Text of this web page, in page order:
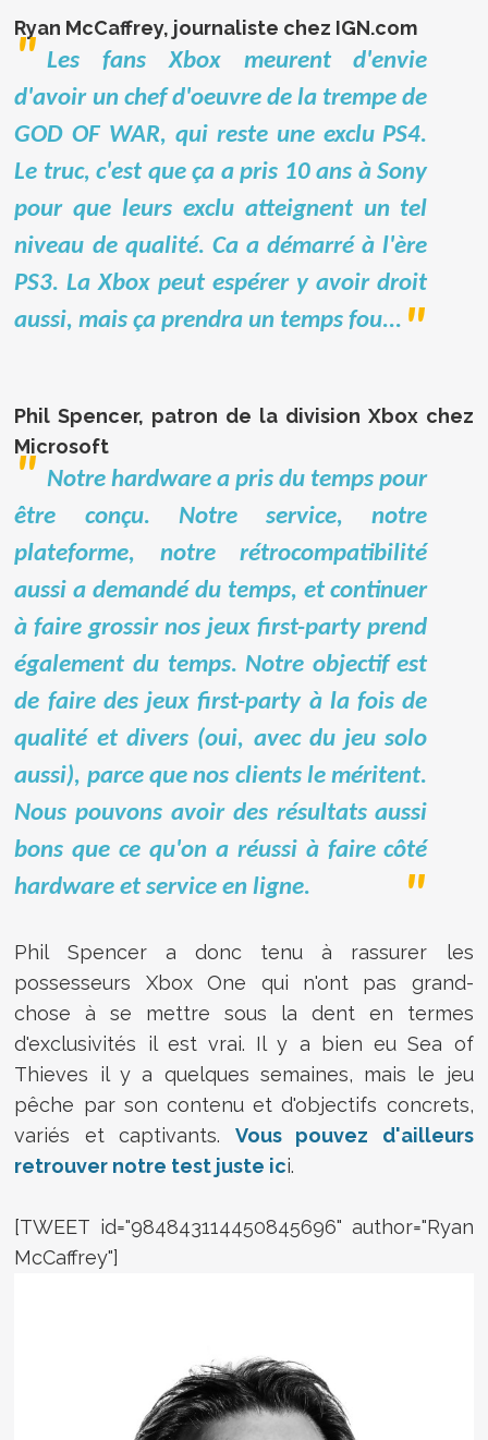
Ryan McCaffrey, journaliste chez IGN.com
Les fans Xbox meurent d'envie
d'avoir un chef d'oeuvre de la trempe de
GOD OF WAR, qui reste une exclu PS4.
Le truc, c'est que ça a pris 10 ans à Sony
pour que leurs exclu atteignent un tel
niveau de qualité. Ca a démarré à l'ère
PS3. La Xbox peut espérer y avoir droit
aussi, mais ça prendra un temps fou...
Phil Spencer, patron de la division Xbox chez
Microsoft
Notre hardware a pris du temps pour
être conçu. Notre service, notre
plateforme, notre rétrocompatibilité
aussi a demandé du temps, et continuer
à faire grossir nos jeux first-party prend
également du temps. Notre objectif est
de faire des jeux first-party à la fois de
qualité et divers (oui, avec du jeu solo
aussi), parce que nos clients le méritent.
Nous pouvons avoir des résultats aussi
bons que ce qu'on a réussi à faire côté
hardware et service en ligne.
Phil Spencer a donc tenu à rassurer les
possesseurs Xbox One qui n'ont pas grand-
chose à se mettre sous la dent en termes
d'exclusivités il est vrai. Il y a bien eu Sea of
Thieves il y a quelques semaines, mais le jeu
pêche par son contenu et d'objectifs concrets,
variés et captivants. Vous pouvez d'ailleurs
retrouver notre test juste ici.
[TWEET id="984843114450845696" author="Ryan
McCaffrey"]